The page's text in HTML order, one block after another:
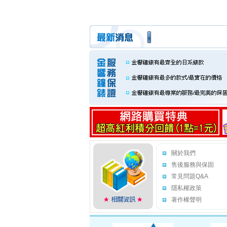
關於我們
售後服務與保固
常見問題Q&A
隱私權政策
著作權聲明